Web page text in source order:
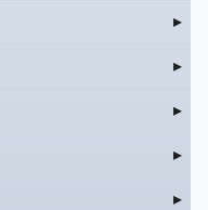
▸
▸
▸
▸
▸